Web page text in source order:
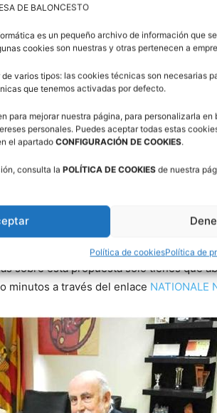
DE BALONCESTO
es un pequeño archivo de información que
cookies son nuestras y otras pertenecen a
varios tipos: las cookies técnicas son necesarias
que tenemos activadas por defecto.
para mejorar nuestra página, para personalizarla
personales. Puedes aceptar todas estas
el apartado CONFIGURACIÓN DE COOKIES.
consulta la POLÍTICA DE COOKIES de nuestra
Política de cookiesPolítica de
Aragonesa de Baloncesto han
por formar e incorporar a la red
parte del colectivo de la FAB,
es ayudar a estas personas en su
de trabajo que les facilite y permita
plan de crecimiento de la red
profesional con una de las mejores
beneficios, una formación de calidad
perfil emprendedor.
sobre esta propuesta sólo tienes que
minutos a través del enlace NATIONALE